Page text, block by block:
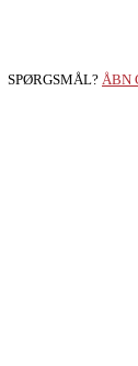
SPØRGSMÅL? ÅBN